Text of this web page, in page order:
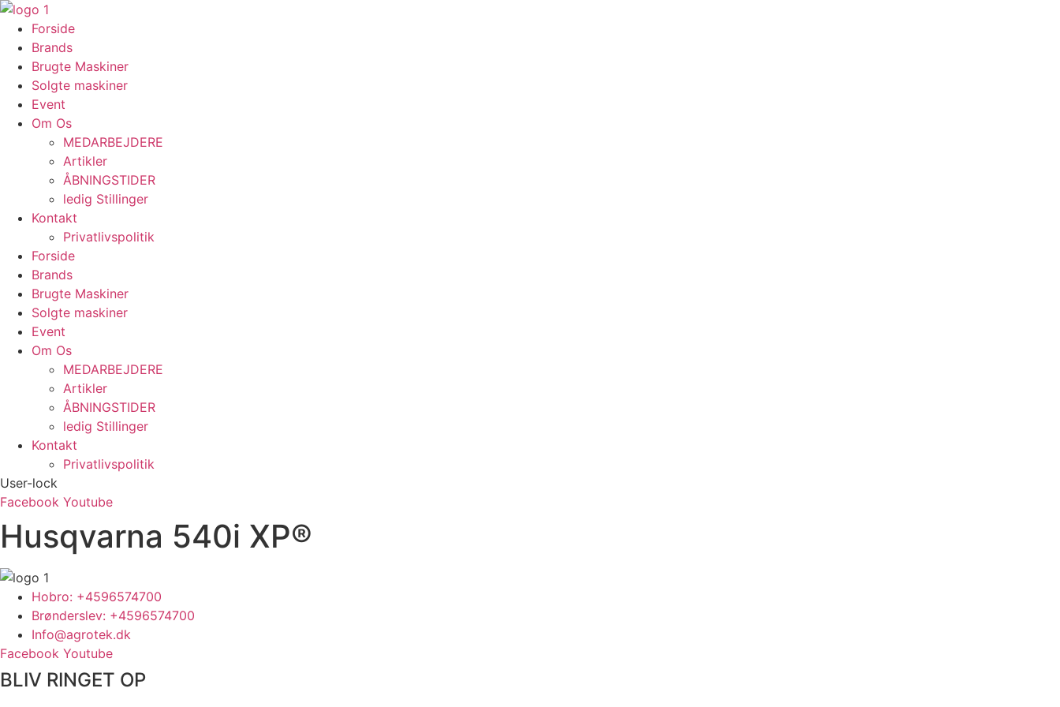
Videre
indhold
Forside
Brands
Brugte Maskiner
Solgte maskiner
Event
Om Os
MEDARBEJDERE
Artikler
ÅBNINGSTIDER
ledig Stillinger
Kontakt
Privatlivspolitik
Forside
Brands
Brugte Maskiner
Solgte maskiner
Event
Om Os
MEDARBEJDERE
Artikler
ÅBNINGSTIDER
ledig Stillinger
Kontakt
Privatlivspolitik
User-lock
Facebook Youtube
Husqvarna 540i XP®
Hobro: +4596574700
Brønderslev: +4596574700
Info@agrotek.dk
Facebook Youtube
BLIV RINGET OP​